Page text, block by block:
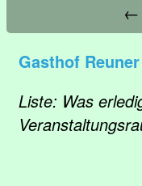
←
Gasthof Reuner
Liste: Was